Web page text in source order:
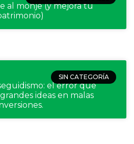
al monje (y mejora tu
SIN CATEGORÍA
el error que
ideas en malas